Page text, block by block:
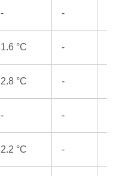
- -
1.6 °C -
2.8 °C -
- -
2.2 °C -